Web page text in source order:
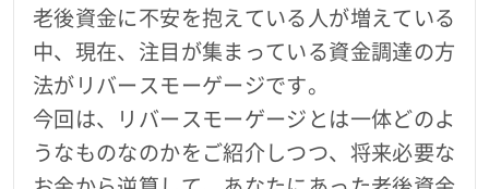
60歳以上のお金事情を解決
カードローンのご案内
老後資金に不安を抱えている人が増えている
中、現在、注目が集まっている資金調達の方
法がリバースモーゲージです。
今回は、リバースモーゲージとは一体どのよ
うなものなのかをご紹介しつつ、将来必要な